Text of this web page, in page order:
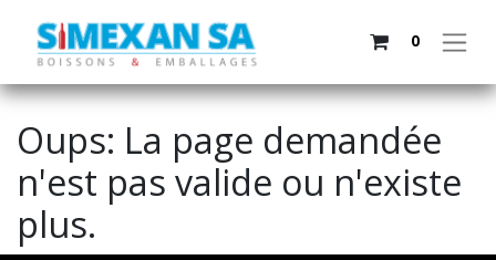
0
Oups: La page demandée
n'est pas valide ou n'existe
plus.